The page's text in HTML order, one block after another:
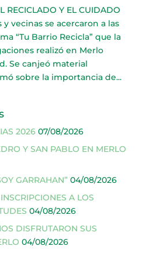
RECICLADO Y EL CUIDADO
y vecinas se acercaron a las
“Tu Barrio Recicla” que la
realizó en Merlo
Se canjeó material
sobre la importancia de...
2026 07/08/2026
Y SAN PABLO EN MERLO
GARRAHAN” 04/08/2026
A LOS
04/08/2026
DISFRUTARON SUS
04/08/2026